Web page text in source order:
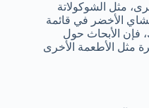
مثل الشوكولاتة
الأخضر في قائمة
فإن الأبحاث حول
مثل الأطعمة الأخرى